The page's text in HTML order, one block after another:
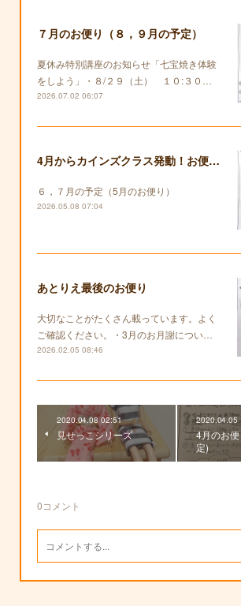
７月のお便り（８，９月の予定）
夏休み特別講座のお知らせ「七宝焼き体験
をしよう」・８/２９（土） １０:３０…
2026.07.02 06:07
4月からカインズクラス発動！お便りも復活します！
６，７月の予定（5月のお便り）
2026.05.08 07:04
あとりえ最後のお便り
大切なことがたくさん載っています。よく
ご確認ください。・3月のお月謝につい…
2026.02.05 08:46
2020.04.08 02:51
見せっこシリーズ
2020.04.05
4月のお
定)
0コメント